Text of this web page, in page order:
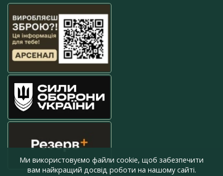
Ми використовуємо файли cookie, щоб забезпечити
вам найкращий досвід роботи на нашому сайті.